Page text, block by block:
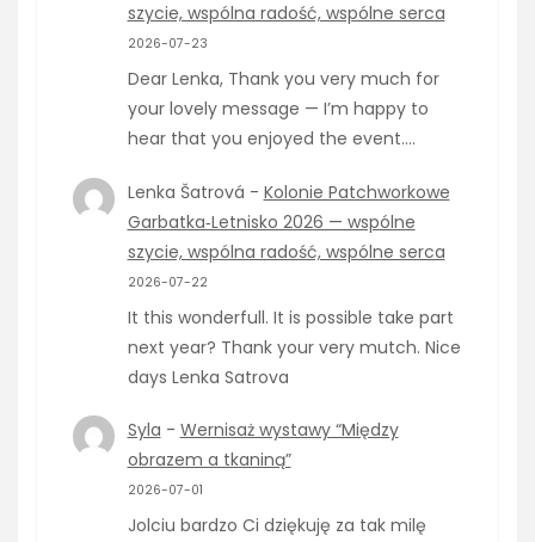
szycie, wspólna radość, wspólne serca
2026-07-23
Dear Lenka, Thank you very much for
your lovely message — I’m happy to
hear that you enjoyed the event.…
Lenka Šatrová - Kolonie Patchworkowe
Garbatka‑Letnisko 2026 — wspólne
szycie, wspólna radość, wspólne serca
2026-07-22
It this wonderfull. It is possible take part
next year? Thank your very mutch. Nice
days Lenka Satrova
Syla - Wernisaż wystawy “Między
obrazem a tkaniną”
2026-07-01
Jolciu bardzo Ci dziękuję za tak milę